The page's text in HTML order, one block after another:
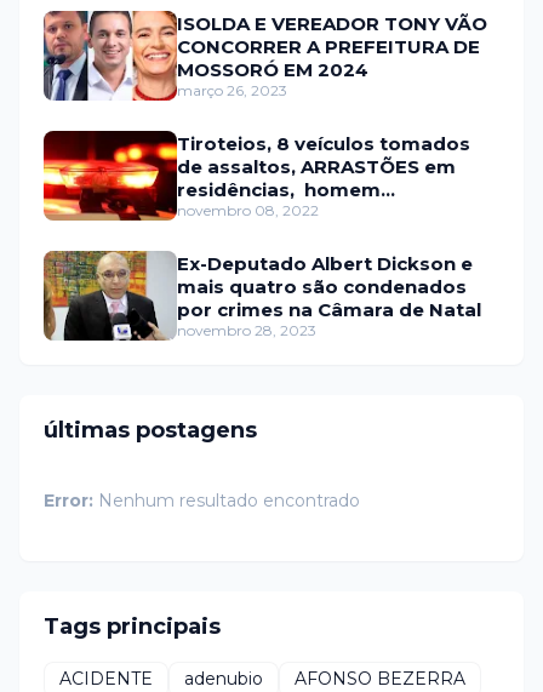
ISOLDA E VEREADOR TONY VÃO
CONCORRER A PREFEITURA DE
MOSSORÓ EM 2024
março 26, 2023
Tiroteios, 8 veículos tomados
de assaltos, ARRASTÕES em
residências, homem
encontrado morto
novembro 08, 2022
Ex-Deputado Albert Dickson e
mais quatro são condenados
por crimes na Câmara de Natal
novembro 28, 2023
últimas postagens
Error: Nenhum resultado encontrado
Tags principais
ACIDENTE adenubio
AFONSO BEZERRA